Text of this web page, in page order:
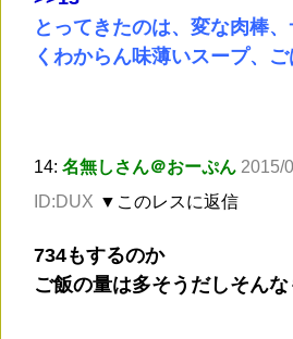
とってきたのは、変な肉棒
くわからん味薄いスープ、
14: 名無しさん＠おーぷん 2015/
ID:DUX ▼このレスに返信
734もするのか
ご飯の量は多そうだしそん